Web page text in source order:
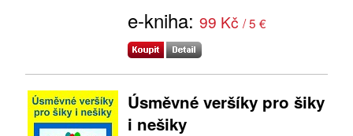
e-kniha: 99 Kč / 5 €
Úsměvné veršíky pro šiky
i nešiky